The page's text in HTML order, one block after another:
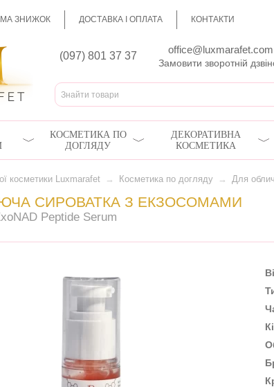
ЗНИЖОК ДОСТАВКА І ОПЛАТА КОНТАКТИ
(097) 801 37 37
office@luxmarafet.com
Замовити зворотній
КОСМЕТИКА ПО
ДОГЛЯДУ
ДЕКОРАТИВНА
КОСМЕТИКА
косметики Luxmarafet → Косметика по догляду → Для
СИРОВАТКА З ЕКЗОСОМАМИ
Peptide Serum